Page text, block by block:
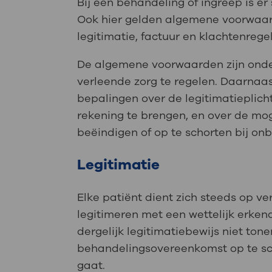
Uw
Uw
Contact
steeds verder uit, zodat u zelf meer
we u sneller helpen.
Direct naar MijnOLVG
Ook hier gelden algemene
legitimatie, factuur en
De algemene voorwaarden zijn
verleende zorg te regelen.
bepalingen over de
rekening te brengen, en over de
beëindigen of op te schorten bij
Legitimatie
Elke patiënt dient zich steeds op
legitimeren met een wettelijk
dergelijk legitimatiebewijs niet
behandelingsovereenkomst op te
gaat.